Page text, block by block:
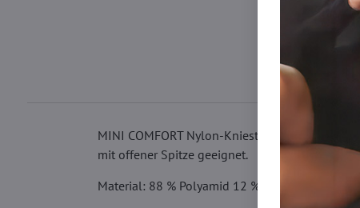
MINI COMFORT Nylon-Kniestrümpfe haben
mit offener Spitze geeignet.
Material: 88 % Polyamid 12 % Elasthan